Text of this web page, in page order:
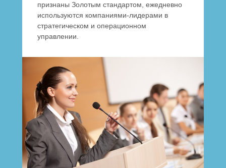
признаны Золотым стандартом, ежедневно
используются компаниями-лидерами в
стратегическом и операционном
управлении.